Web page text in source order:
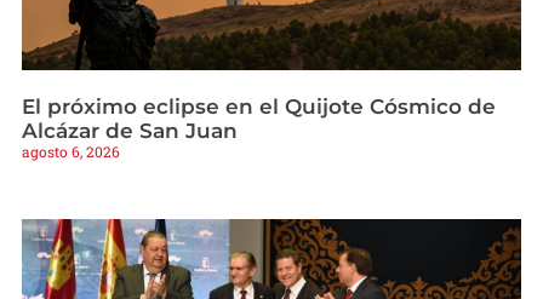
El próximo eclipse en el Quijote Cósmico de
Alcázar de San Juan
agosto 6, 2026